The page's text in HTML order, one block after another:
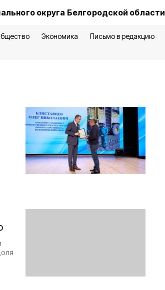
округа Белгородской области
Экономика Письмо в редакцию